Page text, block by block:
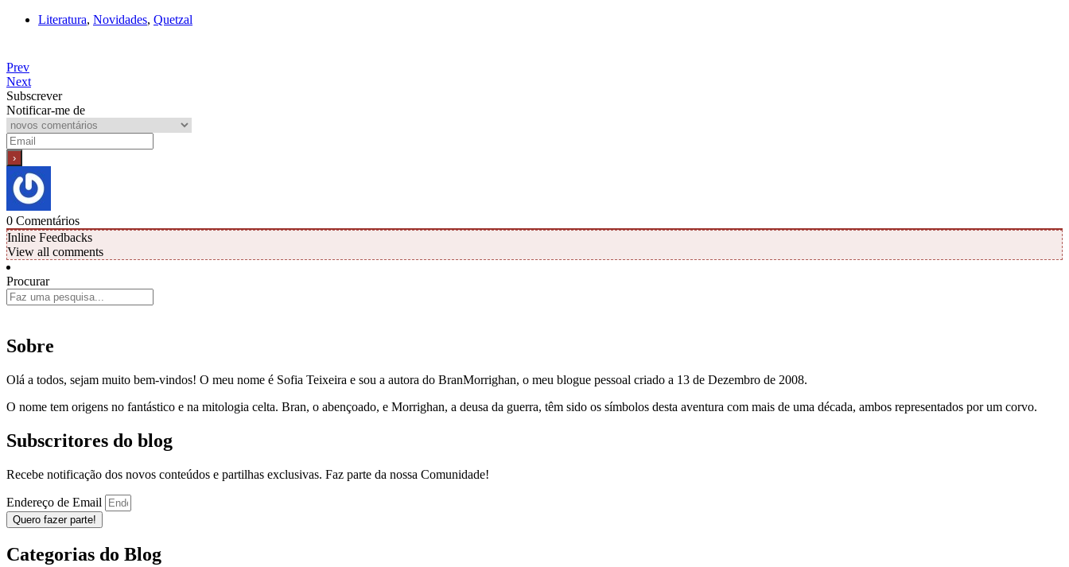
Literatura, Novidades, Quetzal
Prev
Next
Subscrever
Notificar-me de
0 Comentários
Inline Feedbacks
View all comments
Procurar
Sobre
Olá a todos, sejam muito bem-vindos! O meu nome é Sofia Teixeira e sou a autora do BranMorrighan, o meu blogue pessoal criado a 13 de Dezembro de 2008.
O nome tem origens no fantástico e na mitologia celta. Bran, o abençoado, e Morrighan, a deusa da guerra, têm sido os símbolos desta aventura com mais de uma década, ambos representados por um corvo.
Subscritores do blog
Recebe notificação dos novos conteúdos e partilhas exclusivas. Faz parte da nossa Comunidade!
Endereço de Email
Quero fazer parte!
Categorias do Blog